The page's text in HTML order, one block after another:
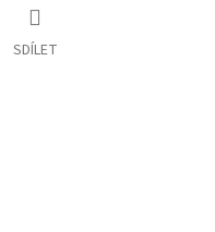
SDÍLET